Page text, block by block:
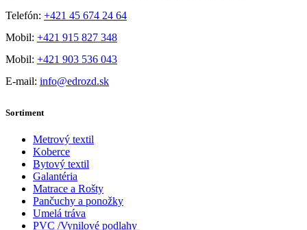
Telefón: +421 45 674 24 64
Mobil: +421 915 827 348
Mobil: +421 903 536 043
E-mail: info@edrozd.sk
Sortiment
Metrový textil
Koberce
Bytový textil
Galantéria
Matrace a Rošty
Pančuchy a ponožky
Umelá tráva
PVC /Vynilové podlahy